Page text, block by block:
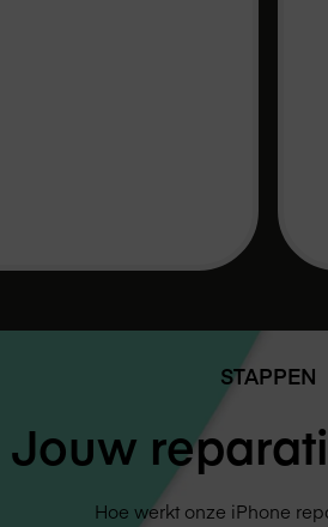
STAPPEN
Jouw
Hoe werkt onze iPhone